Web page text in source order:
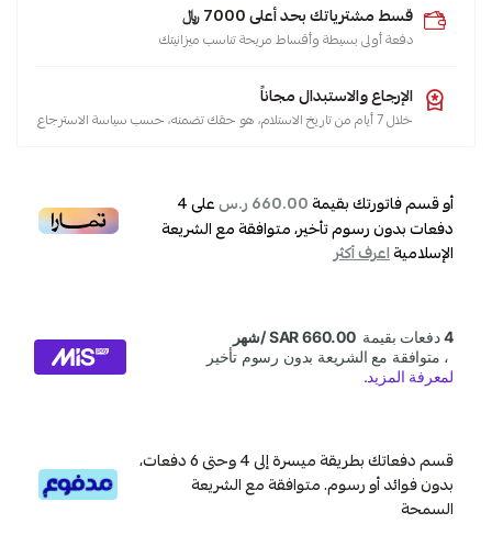
خزانات
مضخات
ديزل
قسط مشترياتك بحد أعلى 7000 ﷼
دفعة أولى بسيطة وأقساط مريحة تناسب ميزانيتك
الإرجاع والاستبدال مجاناً
خلال 7 أيام من تاريخ الاستلام، هو حقك تضمنه، حسب سياسة الاسترجاع
أو قسم فاتورتك بقيمة660.00 ر.س على4
دفعات بدون رسوم تأخير، متوافقة مع الشريعة
الإسلاميةاعرف أكثر
قسم دفعاتك بطريقة ميسرة إلى 4 وحتى 6 دفعات،
بدون فوائد أو رسوم. متوافقة مع الشريعة
السمحة